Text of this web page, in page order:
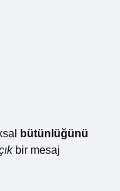
bütünlüğünü
bir mesaj